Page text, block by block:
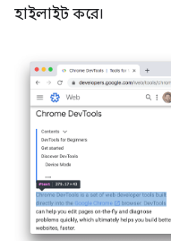
হাইলাইট করে।